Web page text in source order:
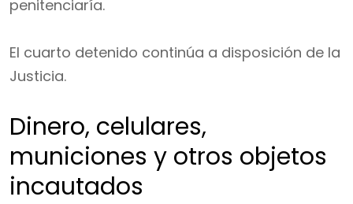
penitenciaría.
El cuarto detenido continúa a disposición de la
Justicia.
Dinero, celulares,
municiones y otros objetos
incautados